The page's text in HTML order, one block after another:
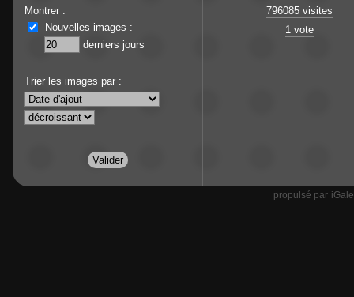
Montrer :
Nouvelles images :
derniers jours
Trier les images par :
796085 visites
1 vote
propulsé par